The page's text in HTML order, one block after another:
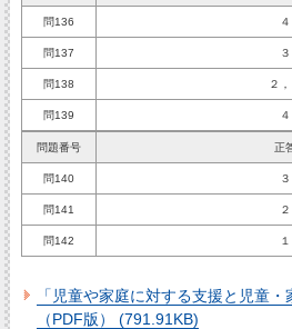
問136 ４
問137 ３
問138 ２，
問139 ４
問題番号 正
問140 ３
問141 ２
問142 １
「児童や家庭に対する支援と児童
（PDF版） (791.91KB)